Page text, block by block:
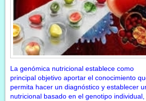
L a genómica nutricional establece como
principal objetivo aportar el conocimiento
permita hacer un diagnóstico y establecer
nutricional basado en el genotipo individual,